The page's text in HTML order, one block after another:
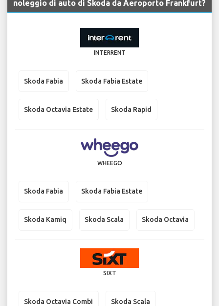
noleggio di auto di Skoda da Aeroporto Frankfurt?
INTERRENT
Skoda Fabia Skoda Fabia Estate
Skoda Octavia Estate Skoda Rapid
WHEEGO
Skoda Fabia Skoda Fabia Estate
Skoda Kamiq Skoda Scala Skoda Octavia
SIXT
Skoda Octavia Combi Skoda Scala